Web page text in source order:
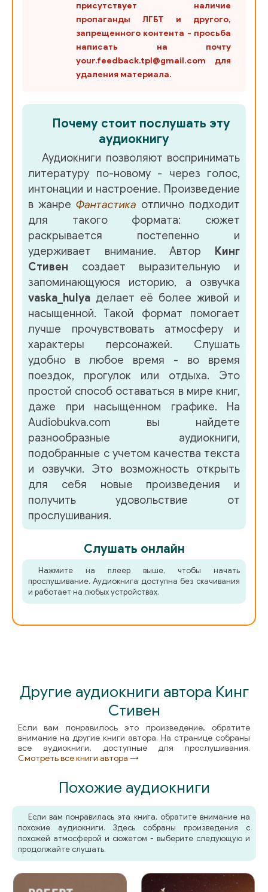
присутствует наличие
пропаганды ЛГБТ и другого,
запрещенного контента - просьба
написать на почту
your.feedback.tpl@gmail.com для
удаления материала.
Почему стоит послушать эту
аудиокнигу
Аудиокниги позволяют воспринимать
литературу по-новому - через голос,
интонации и настроение. Произведение
в жанре Фантастика отлично подходит
для такого формата: сюжет
раскрывается постепенно и
удерживает внимание. Автор
Кинг
Стивен создает выразительную и
запоминающуюся историю, а озвучка
vaska_hulya делает её более живой и
насыщенной. Такой формат помогает
лучше прочувствовать атмосферу и
характеры персонажей. Слушать
удобно в любое время - во время
поездок, прогулок или отдыха. Это
простой способ оставаться в мире книг,
даже при насыщенном графике. На
Audiobukva.com вы найдете
разнообразные аудиокниги,
подобранные с учетом качества текста
и озвучки. Это возможность открыть
для себя новые произведения и
получить удовольствие от
прослушивания.
Слушать онлайн
Нажмите на плеер выше, чтобы начать
прослушивание. Аудиокнига доступна без скачивания
и работает на любых устройствах.
Другие аудиокниги автора Кинг
Стивен
Если вам понравилось это произведение, обратите
внимание на другие книги автора. На странице собраны
все аудиокниги, доступные для прослушивания.
Смотреть все книги автора →
Похожие аудиокниги
Если вам понравилась эта книга, обратите внимание на
похожие аудиокниги. Здесь собраны произведения с
похожей атмосферой и сюжетом - выберите следующую и
продолжайте слушать.